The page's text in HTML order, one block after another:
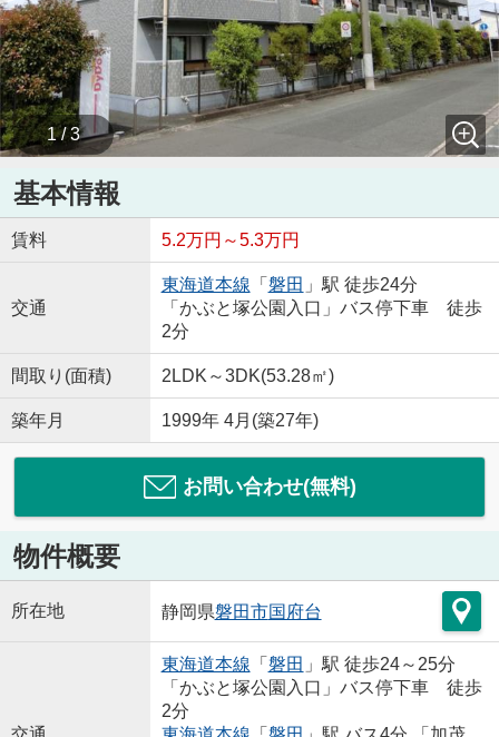
1 / 3
基本情報
賃料 5.2万円～5.3万円
交通
東海道本線 「 磐田 」駅 徒歩24分
「かぶと塚公園入口」バス停下車 徒歩
2分
間取り(面積) 2LDK～3DK(53.28㎡)
築年月 1999年 4月(築27年)
お問い合わせ(無料)
物件概要
所在地 静岡県磐田市国府台
東海道本線 「 磐田 」駅 徒歩24～25分
「かぶと塚公園入口」バス停下車 徒歩
2分